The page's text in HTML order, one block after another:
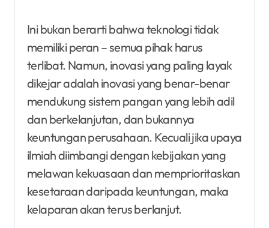
Ini bukan berarti bahwa teknologi tidak
memiliki peran – semua pihak harus
terlibat. Namun, inovasi yang paling layak
dikejar adalah inovasi yang benar-benar
mendukung sistem pangan yang lebih adil
dan berkelanjutan, dan bukannya
keuntungan perusahaan. Kecuali jika upaya
ilmiah diimbangi dengan kebijakan yang
melawan kekuasaan dan memprioritaskan
kesetaraan daripada keuntungan, maka
kelaparan akan terus berlanjut.